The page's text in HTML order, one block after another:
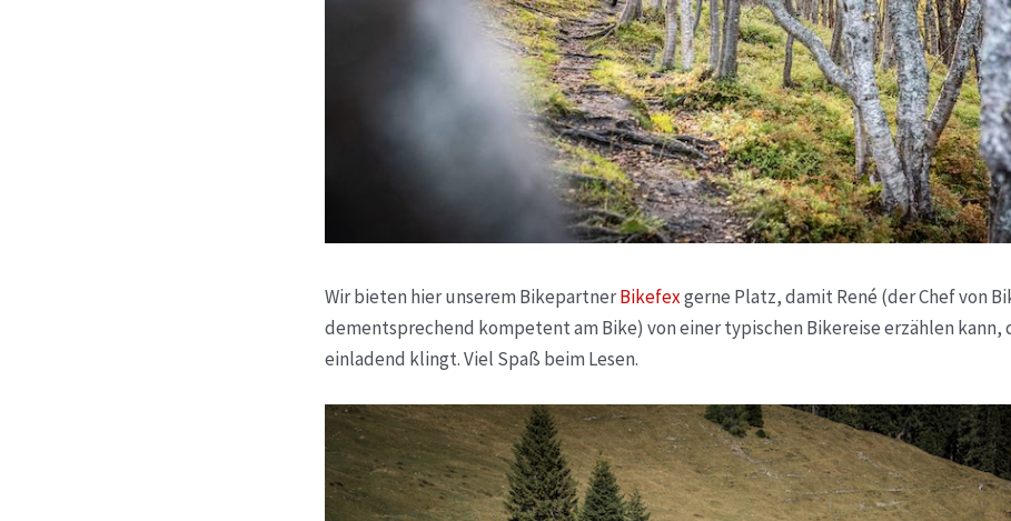
Wir bieten hier unserem BikepartnerBikefexgerne Platz, damit René (der Chef von
dementsprechend kompetent am Bike) von einer typischen Bikereise erzählen kann,
einladend klingt. Viel Spaß beim Lesen.